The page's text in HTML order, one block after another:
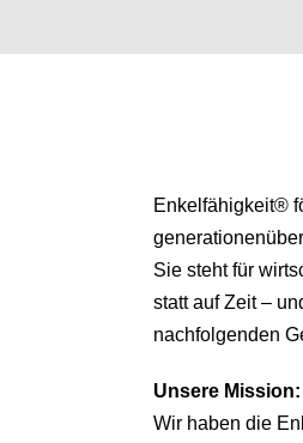
Enkelfähigkeit®
Sie steht für
statt auf Zeit –
nachfolgenden
Unsere Mission:
Wir haben die